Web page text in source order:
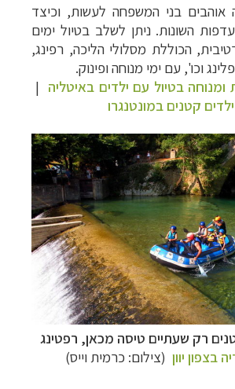
בני המשפחה לעשות, וכיצד
השונות. ניתן לשלב בטיול ימים
הכוללת מסלולי הליכה, רפינג,
וכו', עם ימי מנוחה ופינוק.
ומנוחה בטיול עם ילדים באיטליה |
קטנים במונטנגרו
רק שעתיים טיסה מכאן, רפטינג
בצפון יוון (צילום: כרמית וייס)